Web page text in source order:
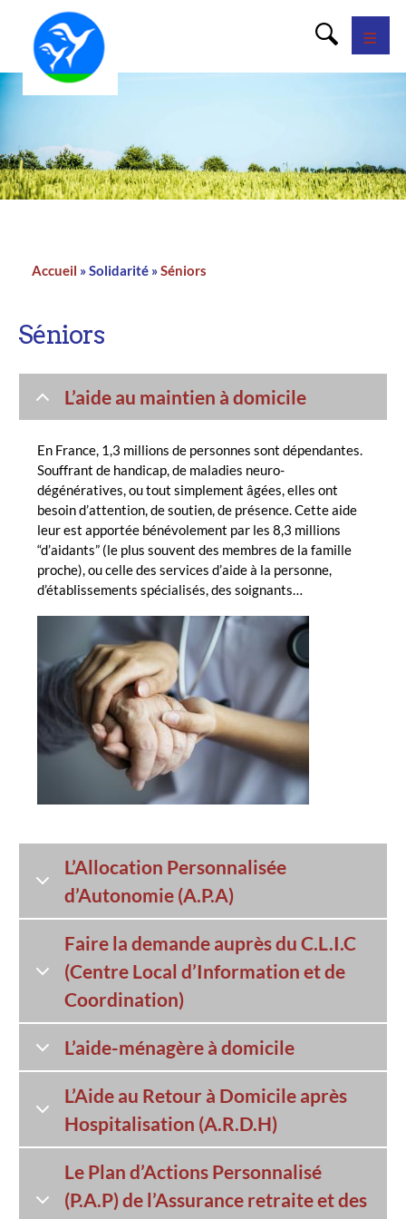
Accueil Solidarité Séniors
Séniors
L’aide au maintien à domicile
En France, 1,3 millions de personnes sont dépendantes.
Souffrant de handicap, de maladies neuro-
dégénératives, ou tout simplement âgées, elles ont
besoin d’attention, de soutien, de présence. Cette aide
leur est apportée bénévolement par les 8,3 millions
“d’aidants” (le plus souvent des membres de la famille
proche), ou celle des services d’aide à la personne,
d’établissements spécialisés, des soignants…
L’Allocation Personnalisée
d’Autonomie (A.P.A)
Faire la demande auprès du C.L.I.C
(Centre Local d’Information et de
Coordination)
L’aide-ménagère à domicile
L’Aide au Retour à Domicile après
Hospitalisation (A.R.D.H)
Le Plan d’Actions Personnalisé
(P.A.P) de l’Assurance retraite et des
Panneau de gestion des cookies